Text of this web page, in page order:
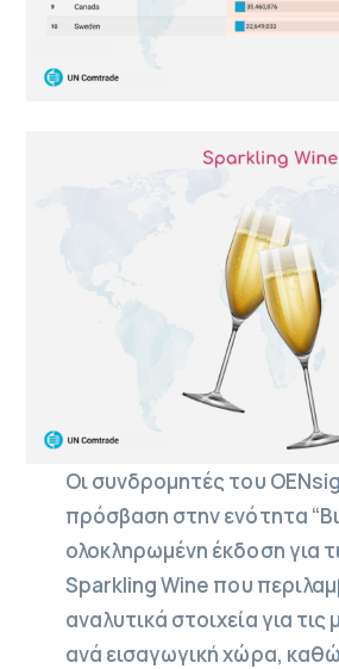
Οι συνδρομητές του
πρόσβαση στην ενότητα
ολοκληρωμένη έκδοση για
Sparkling Wine που
αναλυτικά στοιχεία για τις
ανά εισαγωγική χώρα,